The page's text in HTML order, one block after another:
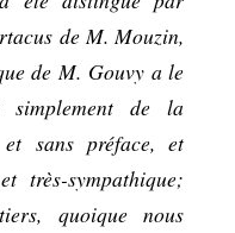
de M. Mouzin,
de M. Gouvy a le
simplement de la
et sans préface, et
très-sympathique;
quoique nous